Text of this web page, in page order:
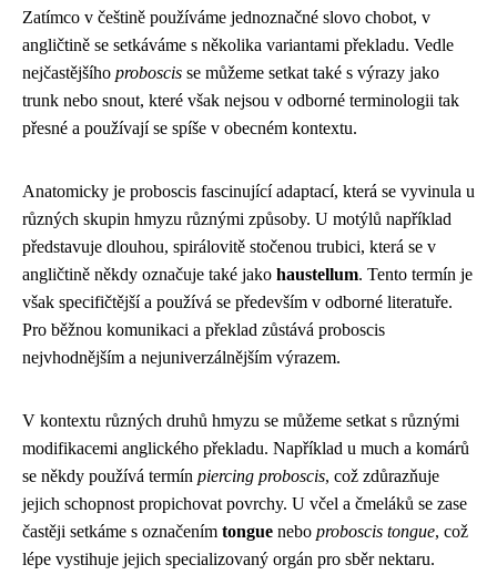
Zatímco v češtině používáme jednoznačné slovo chobot, v
angličtině se setkáváme s několika variantami překladu. Vedle
nejčastějšího proboscis se můžeme setkat také s výrazy jako
trunk nebo snout, které však nejsou v odborné terminologii tak
přesné a používají se spíše v obecném kontextu.
Anatomicky je proboscis fascinující adaptací, která se vyvinula u
různých skupin hmyzu různými způsoby. U motýlů například
představuje dlouhou, spirálovitě stočenou trubici, která se v
angličtině někdy označuje také jako haustellum. Tento termín je
však specifičtější a používá se především v odborné literatuře.
Pro běžnou komunikaci a překlad zůstává proboscis
nejvhodnějším a nejuniverzálnějším výrazem.
V kontextu různých druhů hmyzu se můžeme setkat s různými
modifikacemi anglického překladu. Například u much a komárů
se někdy používá termín piercing proboscis, což zdůrazňuje
jejich schopnost propichovat povrchy. U včel a čmeláků se zase
častěji setkáme s označením tongue nebo proboscis tongue, což
lépe vystihuje jejich specializovaný orgán pro sběr nektaru.